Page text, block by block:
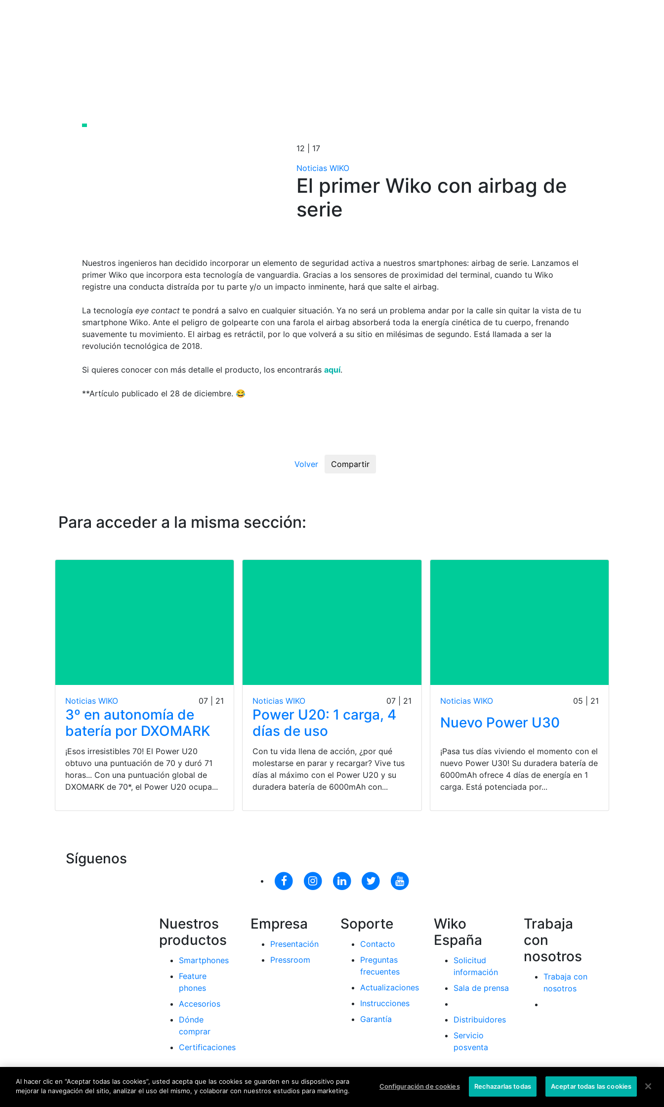
12 | 17
Noticias WIKO
El primer Wiko con airbag de
serie
Nuestros ingenieros han decidido incorporar un elemento de seguridad activa a nuestros smartphones: airbag de serie. Lanzamos el
primer Wiko que incorpora esta tecnología de vanguardia. Gracias a los sensores de proximidad del terminal, cuando tu Wiko
registre una conducta distraída por tu parte y/o un impacto inminente, hará que salte el airbag.
La tecnología eye contact te pondrá a salvo en cualquier situación. Ya no será un problema andar por la calle sin quitar la vista de tu
smartphone Wiko. Ante el peligro de golpearte con una farola el airbag absorberá toda la energía cinética de tu cuerpo, frenando
suavemente tu movimiento. El airbag es retráctil, por lo que volverá a su sitio en milésimas de segundo. Está llamada a ser la
revolución tecnológica de 2018.
Si quieres conocer con más detalle el producto, los encontrarás aquí.
**Artículo publicado el 28 de diciembre. 😂
Volver Compartir
Para acceder a la misma sección:
Noticias WIKO 07 | 21
3º en autonomía de
batería por DXOMARK
¡Esos irresistibles 70! El Power U20
obtuvo una puntuación de 70 y duró 71
horas... Con una puntuación global de
DXOMARK de 70*, el Power U20 ocupa...
Noticias WIKO 07 | 21
Power U20: 1 carga, 4
días de uso
Con tu vida llena de acción, ¿por qué
molestarse en parar y recargar? Vive tus
días al máximo con el Power U20 y su
duradera batería de 6000mAh con...
Noticias WIKO 05 | 21
Nuevo Power U30
¡Pasa tus días viviendo el momento con el
nuevo Power U30! Su duradera batería de
6000mAh ofrece 4 días de energía en 1
carga. Está potenciada por...
Síguenos
Nuestros
productos
Smartphones
Feature
phones
Accesorios
Dónde
comprar
Certificaciones
Empresa
Presentación
Pressroom
Soporte
Contacto
Preguntas
frecuentes
Actualizaciones
Instrucciones
Garantía
Wiko
España
Solicitud
información
Sala de prensa
Distribuidores
Servicio
posventa
Trabaja
con
nosotros
Trabaja con
nosotros
Aviso legal
Al hacer clic en “Aceptar todas las cookies”, usted acepta que las cookies se guarden en su dispositivo para
mejorar la navegación del sitio, analizar el uso del mismo, y colaborar con nuestros estudios para marketing.
Configuración de cookies Rechazarlas todas Aceptar todas las cookies